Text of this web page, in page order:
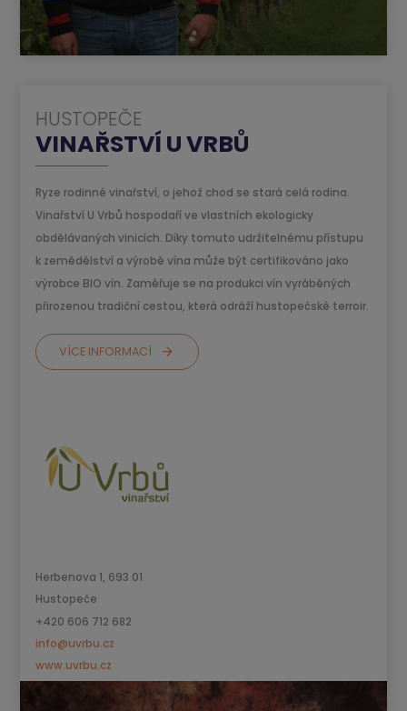
Herbenova 1, 693 01
Hustopeče
+420 606 712 682
info@uvrbu.cz
www.uvrbu.cz
HUSTOPEČE
VINAŘSTVÍ U VRBŮ
Ryze rodinné vinařství, o jehož chod se stará celá rodina.
Vinařství U Vrbů hospodaří ve vlastních ekologicky
obdělávaných vinicích. Díky tomuto udržitelnému přístupu
k zemědělství a výrobě vína může být certifikováno jako
výrobce BIO vín. Zaměřuje se na produkci vín vyráběných
přirozenou tradiční cestou, která odráží hustopečské terroir.
VÍCE INFORMACÍ